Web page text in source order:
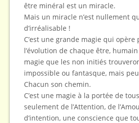
être minéral est un miracle.
Mais un miracle n’est nullement
d’irréalisable !
C’est une grande magie qui
l’évolution de chaque être,
magie que les non initiés
impossible ou fantasque, mais
Chacun son chemin.
C’est une magie à la portée de
seulement de l’Attention, de
d’intention, une conscience que